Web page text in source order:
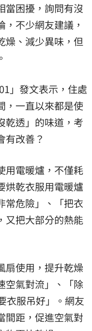
當困擾，詢問有沒
不少網友建議，
燥、減少異味，但
」發文表示，住處
，一直以來都是使
乾透」的味道，考
有改善？
用電暖爐，不僅耗
烘乾衣服用電暖爐
常危險」、「把衣
又把大部分的熱能
扇使用，提升乾燥
空氣對流」、「除
衣服吊好」。網友
間距，促進空氣對